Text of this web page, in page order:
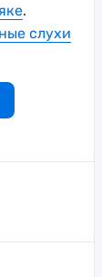
.
слухи